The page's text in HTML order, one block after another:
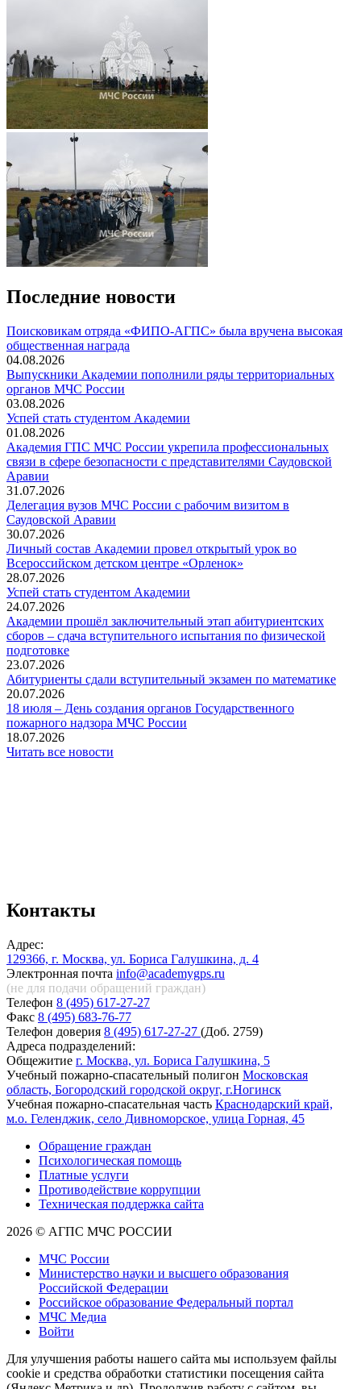
Последние новости
Поисковикам отряда «ФИПО-АГПС» была вручена высокая
общественная награда
04.08.2026
Выпускники Академии пополнили ряды территориальных
органов МЧС России
03.08.2026
Успей стать студентом Академии
01.08.2026
Академия ГПС МЧС России укрепила профессиональных
связи в сфере безопасности с представителями Саудовской
Аравии
31.07.2026
Делегация вузов МЧС России с рабочим визитом в
Саудовской Аравии
30.07.2026
Личный состав Академии провел открытый урок во
Всероссийском детском центре «Орленок»
28.07.2026
️Успей стать студентом Академии
24.07.2026
Академии прошёл заключительный этап абитуриентских
сборов – сдача вступительного испытания по физической
подготовке
23.07.2026
Абитуриенты сдали вступительный экзамен по математике
20.07.2026
18 июля – День создания органов Государственного
пожарного надзора МЧС России
18.07.2026
Читать все новости
Контакты
Адрес:
129366, г. Москва, ул. Бориса Галушкина, д. 4
Электронная почта info@academygps.ru
(не для подачи обращений граждан)
Телефон 8 (495) 617-27-27
Факс 8 (495) 683-76-77
Телефон доверия 8 (495) 617-27-27 (Доб. 2759)
Адреса подразделений:
Общежитие г. Москва, ул. Бориса Галушкина, 5
Учебный пожарно-спасательный полигон Московская
область, Богородский городской округ, г.Ногинск
Учебная пожарно-спасательная часть Краснодарский край,
м.о. Геленджик, село Дивноморское, улица Горная, 45
Обращение граждан
Психологическая помощь
Платные услуги
Противодействие коррупции
Техническая поддержка сайта
2026 © АГПС МЧС РОССИИ
МЧС России
Министерство науки и высшего образования
Российской Федерации
Российское образование Федеральный портал
МЧС Медиа
Войти
Для улучшения работы нашего сайта мы используем файлы
cookie и средства обработки статистики посещения сайта